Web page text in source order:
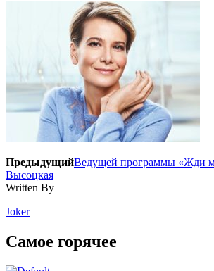
ПредыдущийВедущей программы «Жди
Высоцкая
Written By
Joker
Самое горячее